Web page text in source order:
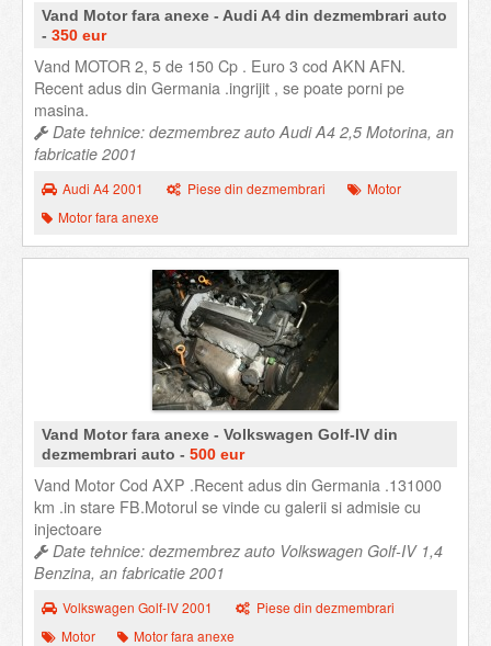
Vand Motor fara anexe - Audi A4 din dezmembrari auto
- 350 eur
Vand MOTOR 2, 5 de 150 Cp . Euro 3 cod AKN AFN.
Recent adus din Germania .ingrijit , se poate porni pe
masina.
Date tehnice: dezmembrez auto Audi A4 2,5 Motorina, an
fabricatie 2001
Audi A4 2001 Piese din dezmembrari
Motor
Motor fara anexe
Vand Motor fara anexe - Volkswagen Golf-IV din
dezmembrari auto - 500 eur
Vand Motor Cod AXP .Recent adus din Germania .131000
km .in stare FB.Motorul se vinde cu galerii si admisie cu
injectoare
Date tehnice: dezmembrez auto Volkswagen Golf-IV 1,4
Benzina, an fabricatie 2001
Volkswagen Golf-IV 2001
Piese din dezmembrari
Motor
Motor fara anexe